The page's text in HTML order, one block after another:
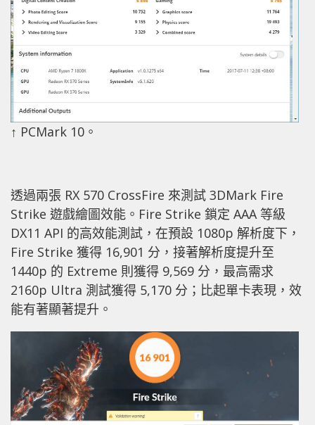
↑ PCMark 10。
透過兩張 RX 570 CrossFire 來測試 3DMark Fire
Strike 遊戲繪圖效能。Fire Strike 鎖定 AAA 等級
DX11 API 的高效能測試，在預設 1080p 解析度下，
Fire Strike 獲得 16,901 分，接著解析度提升至
1440p 的 Extreme 則獲得 9,569 分，最高需求
2160p Ultra 測試獲得 5,170 分；比起單卡表現，效
能有著顯著提升。